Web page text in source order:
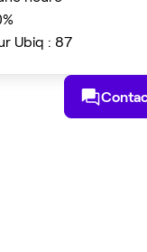
Ubiq : 87